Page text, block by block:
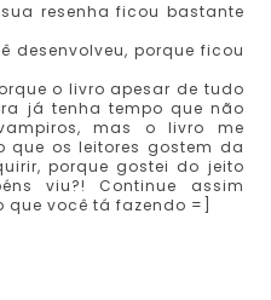
resenha ficou bastante
desenvolveu, porque ficou
o livro apesar de tudo
já tenha tempo que não
mas o livro me
que os leitores gostem da
porque gostei do jeito
viu?! Continue assim
você tá fazendo =]